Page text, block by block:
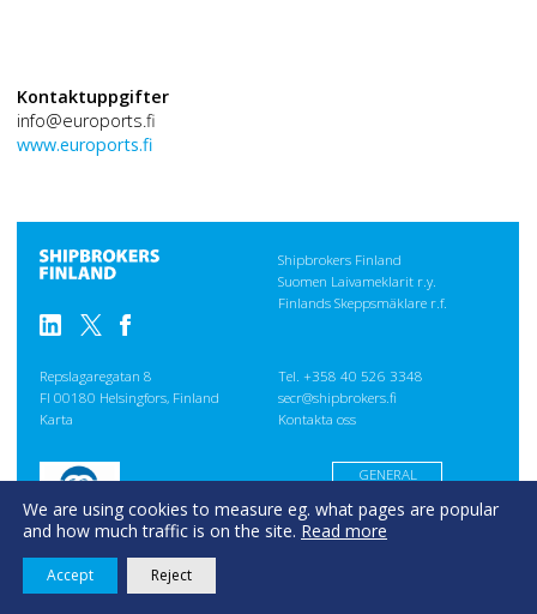
Kontaktuppgifter
info@euroports.fi
www.euroports.fi
Shipbrokers Finland
Suomen Laivameklarit r.y.
Finlands Skeppsmäklare r.f.
Repslagaregatan 8
FI 00180 Helsingfors, Finland
Karta
Tel. +358 40 526 3348
secr@shipbrokers.fi
Kontakta oss
GENERAL
Evästeseloste
We are using cookies to measure eg. what pages are popular
and how much traffic is on the site. Read more
Accept Reject